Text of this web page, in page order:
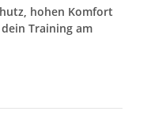
hohen Komfort
Training am